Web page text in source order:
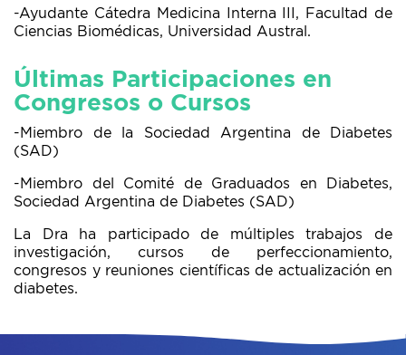
-Ayudante Cátedra Medicina Interna III, Facultad de
Ciencias Biomédicas, Universidad Austral.
Últimas Participaciones en
Congresos o Cursos
-Miembro de la Sociedad Argentina de Diabetes
(SAD)
-Miembro del Comité de Graduados en Diabetes,
Sociedad Argentina de Diabetes (SAD)
La Dra ha participado de múltiples trabajos de
investigación, cursos de perfeccionamiento,
congresos y reuniones científicas de actualización en
diabetes.